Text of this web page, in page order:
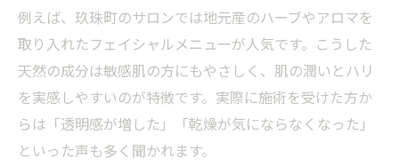
例えば、玖珠町のサロンでは地元産のハーブやアロマを
取り入れたフェイシャルメニューが人気です。こうした
天然の成分は敏感肌の方にもやさしく、肌の潤いとハリ
を実感しやすいのが特徴です。実際に施術を受けた方か
らは「透明感が増した」「乾燥が気にならなくなった」
といった声も多く聞かれます。